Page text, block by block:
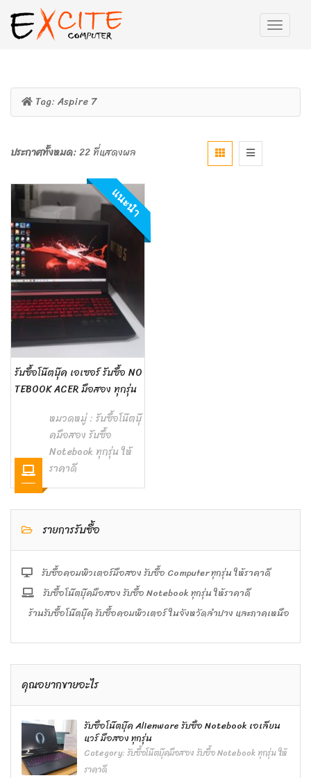
Tag: Aspire 7
ประกาศทั้งหมด:22 ที่แสดงผล
แนะนำ
รับซื้อโน๊ตบุ๊ค เอเซอร์ รับซื้อ NO
TEBOOK ACER มือสอง ทุกรุ่น
หมวดหมู่ : รับซื้อโน๊ตบุ๊
คมือสอง รับซื้อ
Notebook ทุกรุ่น ให้
ราคาดี
รายการรับซื้อ
รับซื้อคอมพิวเตอร์มือสอง รับซื้อ Computer ทุกรุ่น ให้ราคาดี
รับซื้อโน๊ตบุ๊คมือสอง รับซื้อ Notebook ทุกรุ่น ให้ราคาดี
ร้านรับซื้อโน๊ตบุ๊ค รับซื้อคอมพิวเตอร์ ในจังหวัดลำปาง และภาคเหนือ
คุณอยากขายอะไร
รับซื้อโน๊ตบุ๊ค Alienware รับซื้อ Notebook เอเลียน
แวร์ มือสอง ทุกรุ่น
Category:รับซื้อโน๊ตบุ๊คมือสอง รับซื้อ Notebook ทุกรุ่น ให้
ราคาดี